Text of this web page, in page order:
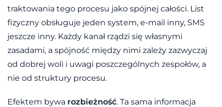
traktowania tego procesu jako spójnej całości. List
fizyczny obsługuje jeden system, e-mail inny, SMS
jeszcze inny. Każdy kanał rządzi się własnymi
zasadami, a spójność między nimi zależy zazwyczaj
od dobrej woli i uwagi poszczególnych zespołów, a
nie od struktury procesu.
Efektem bywa rozbieżność. Ta sama informacja